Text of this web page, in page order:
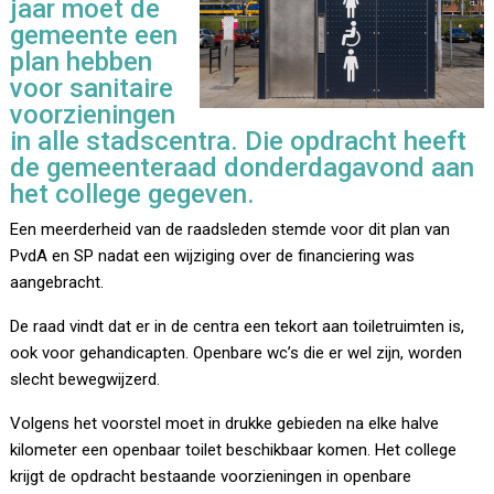
jaar moet de
gemeente een
plan hebben
voor sanitaire
voorzieningen
in alle stadscentra. Die opdracht heeft
de gemeenteraad donderdagavond aan
het college gegeven.
Een meerderheid van de raadsleden stemde voor dit plan van
PvdA en SP nadat een wijziging over de financiering was
aangebracht.
De raad vindt dat er in de centra een tekort aan toiletruimten is,
ook voor gehandicapten. Openbare wc’s die er wel zijn, worden
slecht bewegwijzerd.
Volgens het voorstel moet in drukke gebieden na elke halve
kilometer een openbaar toilet beschikbaar komen. Het college
krijgt de opdracht bestaande voorzieningen in openbare